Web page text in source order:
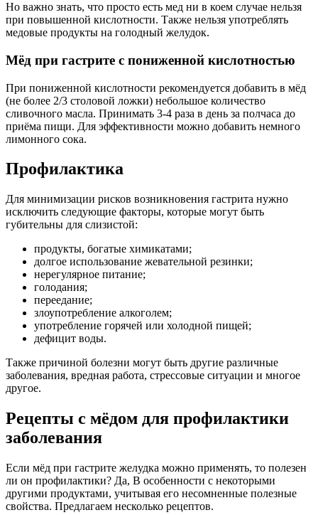
Но важно знать, что просто есть мед ни в коем случае нельзя
при повышенной кислотности. Также нельзя употреблять
медовые продукты на голодный желудок.
Мёд при гастрите с пониженной кислотностью
При пониженной кислотности рекомендуется добавить в мёд
(не более 2/3 столовой ложки) небольшое количество
сливочного масла. Принимать 3-4 раза в день за полчаса до
приёма пищи. Для эффективности можно добавить немного
лимонного сока.
Профилактика
Для минимизации рисков возникновения гастрита нужно
исключить следующие факторы, которые могут быть
губительны для слизистой:
продукты, богатые химикатами;
долгое использование жевательной резинки;
нерегулярное питание;
голодания;
переедание;
злоупотребление алкоголем;
употребление горячей или холодной пищей;
дефицит воды.
Также причиной болезни могут быть другие различные
заболевания, вредная работа, стрессовые ситуации и многое
другое.
Рецепты с мёдом для профилактики
заболевания
Если мёд при гастрите желудка можно применять, то полезен
ли он профилактики? Да, В особенности с некоторыми
другими продуктами, учитывая его несомненные полезные
свойства. Предлагаем несколько рецептов.